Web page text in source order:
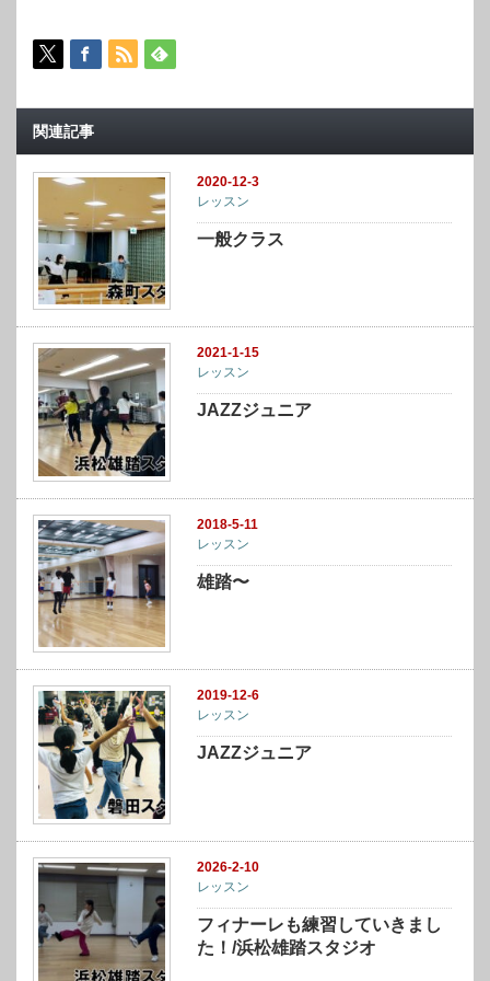
関連記事
2020-12-3
レッスン
一般クラス
2021-1-15
レッスン
JAZZジュニア
2018-5-11
レッスン
雄踏〜
2019-12-6
レッスン
JAZZジュニア
2026-2-10
レッスン
フィナーレも練習していきまし
た！/浜松雄踏スタジオ